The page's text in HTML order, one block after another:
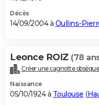
Décès
14/09/2004 à Oullins-
Leonce ROIZ (78
Créer une cagnotte
Naissance
05/10/1924 à Toulouse (